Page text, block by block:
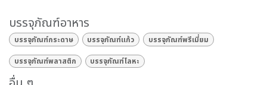
บรรจุภัณฑ์อาหาร
บรรจุภัณฑ์กระดาษ บรรจุภัณฑ์แก้ว บรรจุภัณฑ์พรีเมี่ยม
บรรจุภัณฑ์พลาสติก บรรจุภัณฑ์โลหะ